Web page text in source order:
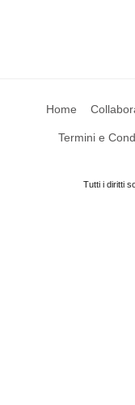
Home
Termini e
Tutti i diritti